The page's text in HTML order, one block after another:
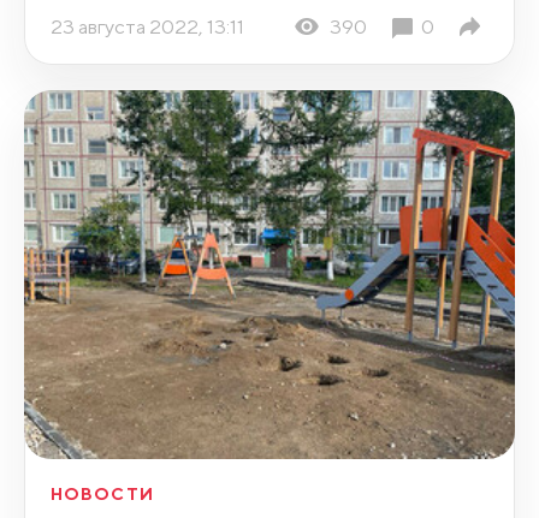
23 августа 2022, 13:11 390 0
НОВОСТИ